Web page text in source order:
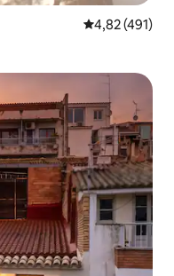
Gemiddelde
4,82 (491)